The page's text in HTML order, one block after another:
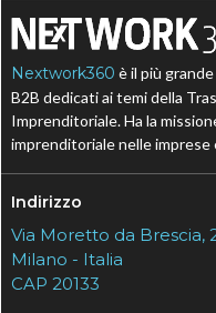
Nextwork360 è il più
B2B dedicati ai temi della
Imprenditoriale. Ha la
imprenditoriale nelle imprese
Indirizzo
Via Moretto da Brescia,
Milano - Italia
CAP 20133